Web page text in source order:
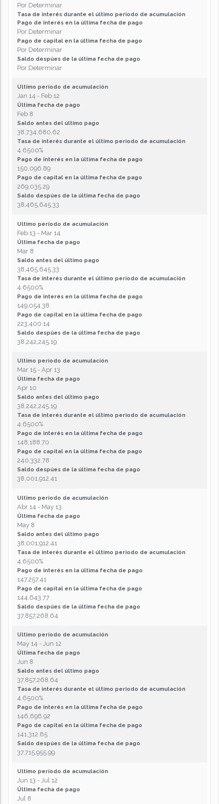
Por Determinar
Tasa de interés durante el último periodo de acumulación
Pago de interés en la última fecha de pago
Por Determinar
Pago de capital en la última fecha de pago
Por Determinar
Saldo despúes de la última fecha de pago
Por Determinar
Ultimo período de acumulación
Jan 14 - Feb 12
Última fecha de pago
Feb 8
Saldo antes del último pago
38,734,680.62
Tasa de interés durante el último periodo de acumulación
4.6500%
Pago de interés en la última fecha de pago
150,096.89
Pago de capital en la última fecha de pago
269,035.29
Saldo despúes de la última fecha de pago
38,465,645.33
Ultimo período de acumulación
Feb 13 - Mar 14
Última fecha de pago
Mar 8
Saldo antes del último pago
38,465,645.33
Tasa de interés durante el último periodo de acumulación
4.6500%
Pago de interés en la última fecha de pago
149,054.38
Pago de capital en la última fecha de pago
223,400.14
Saldo despúes de la última fecha de pago
38,242,245.19
Ultimo período de acumulación
Mar 15 - Apr 13
Última fecha de pago
Apr 10
Saldo antes del último pago
38,242,245.19
Tasa de interés durante el último periodo de acumulación
4.6500%
Pago de interés en la última fecha de pago
148,188.70
Pago de capital en la última fecha de pago
240,332.78
Saldo despúes de la última fecha de pago
38,001,912.41
Ultimo período de acumulación
Abr 14 - May 13
Última fecha de pago
May 8
Saldo antes del último pago
38,001,912.41
Tasa de interés durante el último periodo de acumulación
4.6500%
Pago de interés en la última fecha de pago
147,257.41
Pago de capital en la última fecha de pago
144,643.77
Saldo despúes de la última fecha de pago
37,857,268.64
Ultimo período de acumulación
May 14 - Jun 12
Última fecha de pago
Jun 8
Saldo antes del último pago
37,857,268.64
Tasa de interés durante el último periodo de acumulación
4.6500%
Pago de interés en la última fecha de pago
146,696.92
Pago de capital en la última fecha de pago
141,312.65
Saldo despúes de la última fecha de pago
37,715,955.99
Ultimo período de acumulación
Jun 13 - Jul 12
Última fecha de pago
Jul 8